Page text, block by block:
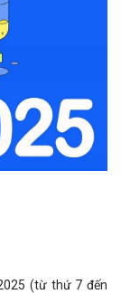
(từ thứ 7 đến